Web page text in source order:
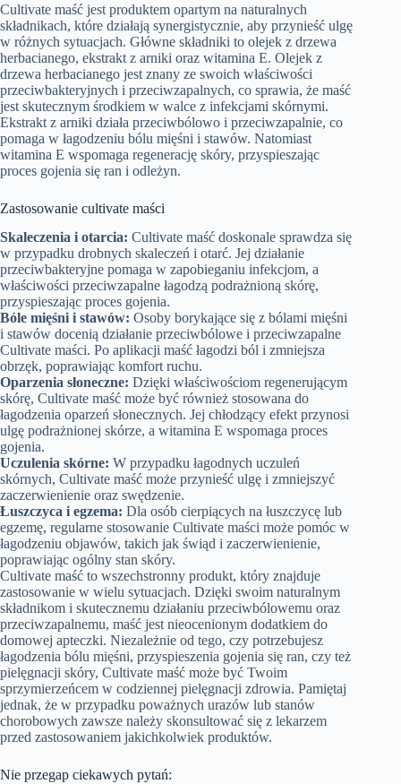
Cultivate maść jest produktem opartym na naturalnych
składnikach, które działają synergistycznie, aby przynieść ulgę
w różnych sytuacjach. Główne składniki to olejek z drzewa
herbacianego, ekstrakt z arniki oraz witamina E. Olejek z
drzewa herbacianego jest znany ze swoich właściwości
przeciwbakteryjnych i przeciwzapalnych, co sprawia, że maść
jest skutecznym środkiem w walce z infekcjami skórnymi.
Ekstrakt z arniki działa przeciwbólowo i przeciwzapalnie, co
pomaga w łagodzeniu bólu mięśni i stawów. Natomiast
witamina E wspomaga regenerację skóry, przyspieszając
proces gojenia się ran i odleżyn.
Zastosowanie cultivate maści
Skaleczenia i otarcia: Cultivate maść doskonale sprawdza się
w przypadku drobnych skaleczeń i otarć. Jej działanie
przeciwbakteryjne pomaga w zapobieganiu infekcjom, a
właściwości przeciwzapalne łagodzą podrażnioną skórę,
przyspieszając proces gojenia.
Bóle mięśni i stawów: Osoby borykające się z bólami mięśni
i stawów docenią działanie przeciwbólowe i przeciwzapalne
Cultivate maści. Po aplikacji maść łagodzi ból i zmniejsza
obrzęk, poprawiając komfort ruchu.
Oparzenia słoneczne: Dzięki właściwościom regenerującym
skórę, Cultivate maść może być również stosowana do
łagodzenia oparzeń słonecznych. Jej chłodzący efekt przynosi
ulgę podrażnionej skórze, a witamina E wspomaga proces
gojenia.
Uczulenia skórne: W przypadku łagodnych uczuleń
skórnych, Cultivate maść może przynieść ulgę i zmniejszyć
zaczerwienienie oraz swędzenie.
Łuszczyca i egzema: Dla osób cierpiących na łuszczycę lub
egzemę, regularne stosowanie Cultivate maści może pomóc w
łagodzeniu objawów, takich jak świąd i zaczerwienienie,
poprawiając ogólny stan skóry.
Cultivate maść to wszechstronny produkt, który znajduje
zastosowanie w wielu sytuacjach. Dzięki swoim naturalnym
składnikom i skutecznemu działaniu przeciwbólowemu oraz
przeciwzapalnemu, maść jest nieocenionym dodatkiem do
domowej apteczki. Niezależnie od tego, czy potrzebujesz
łagodzenia bólu mięśni, przyspieszenia gojenia się ran, czy też
pielęgnacji skóry, Cultivate maść może być Twoim
sprzymierzeńcem w codziennej pielęgnacji zdrowia. Pamiętaj
jednak, że w przypadku poważnych urazów lub stanów
chorobowych zawsze należy skonsultować się z lekarzem
przed zastosowaniem jakichkolwiek produktów.
Nie przegap ciekawych pytań: